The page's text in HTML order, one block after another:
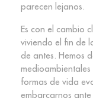
parecen lejanos.
Es con el cambio
viviendo el fin de
de antes. Hemos
formas de vida
embarcarnos